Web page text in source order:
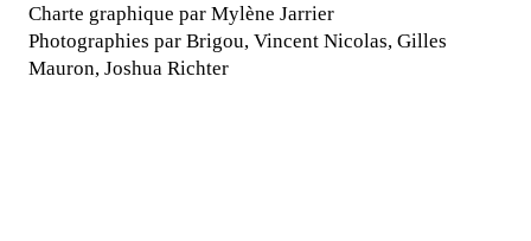
Charte graphique par Mylène Jarrier
Photographies par Brigou, Vincent Nicolas, Gilles
Mauron, Joshua Richter